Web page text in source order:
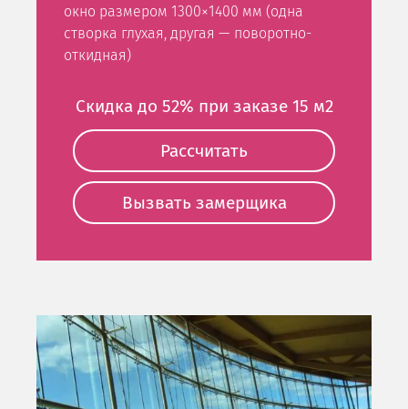
окно размером 1300×1400 мм (одна
створка глухая, другая — поворотно-
откидная)
Скидка до 52% при заказе 15 м2
Рассчитать
Вызвать замерщика